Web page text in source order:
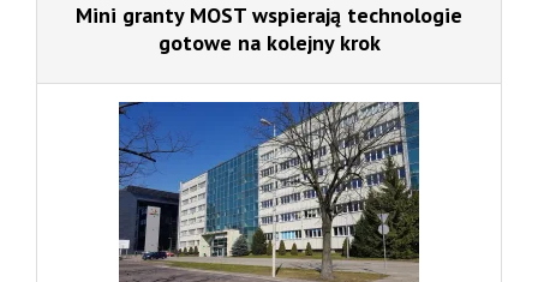
Mini granty MOST wspierają technologie
gotowe na kolejny krok